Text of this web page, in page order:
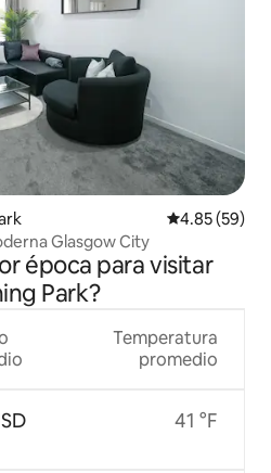
Calificación
4.85 (59)
Glasgow City
época para visitar
Park?
Temperatura
promedio
41 °F